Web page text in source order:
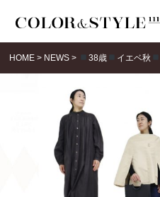
HOME > NEWS > 38歳 イエベ秋